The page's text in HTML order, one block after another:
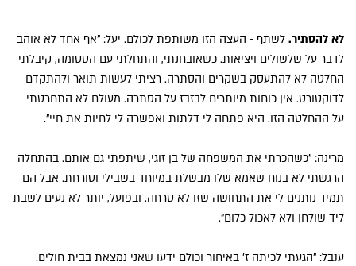
לא להסתיר. לשתף - העצה הזו משותפת לכולם. יעל: "אף אחד לא אוהב
לדבר על שלשולים ויציאות. כשאובחנתי, והתחלתי עם הסטומה, קיבלתי
החלטה לא להתעסק בשקרים והסתרה. רציתי לעשות תואר ולהתקדם
לדוקטורט. אין כוחות מיותרים לבזבז על הסתרה. מעולם לא התחרטתי
על ההחלטה הזו. היא פתחה לי דלתות ואפשרה לי לחיות את חיי".
מרינה: "כשהכרתי את המשפחה של בן זוגי, שיתפתי גם אותם. בהתחלה
הרגשתי לא בנוח שאמא שלו מבשלת במיוחד בשבילי וטורחת. אבל הם
תמיד נותנים לי את התחושה שזו לא טרחה. ובפועל, יותר לא נעים לשבת
ליד שולחן ולא לאכול כלום".
ענבל: "הגעתי לכיתה ז' באיחור וכולם ידעו שאני נמצאת בבית חולים.